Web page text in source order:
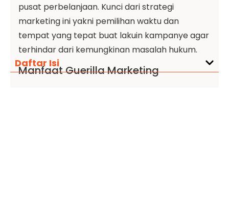
pusat perbelanjaan. Kunci dari strategi
marketing ini yakni pemilihan waktu dan
tempat yang tepat buat lakuin kampanye agar
terhindar dari kemungkinan masalah hukum.
Manfaat Guerilla Marketing
Daftar Isi